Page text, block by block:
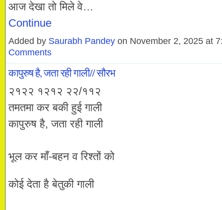
आज देखा तो मिले वे…
Continue
Added by Saurabh Pandey on November 2, 2025 at
Comments
कापुरुष है, जता रही गाली// सौरभ
२१२२ १२१२ २२/११२
तमतमा कर बकी हुई गाली
कापुरुष है, जता रही गाली
भूल कर माँ-बहन व रिश्तों को
कोई देता है बेतुकी गाली